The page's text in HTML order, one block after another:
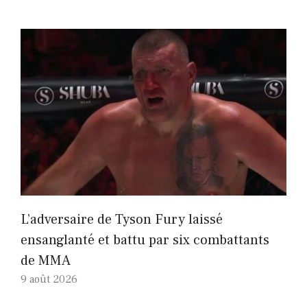
L’adversaire de Tyson Fury laissé
ensanglanté et battu par six combattants
de MMA
9 août 2026